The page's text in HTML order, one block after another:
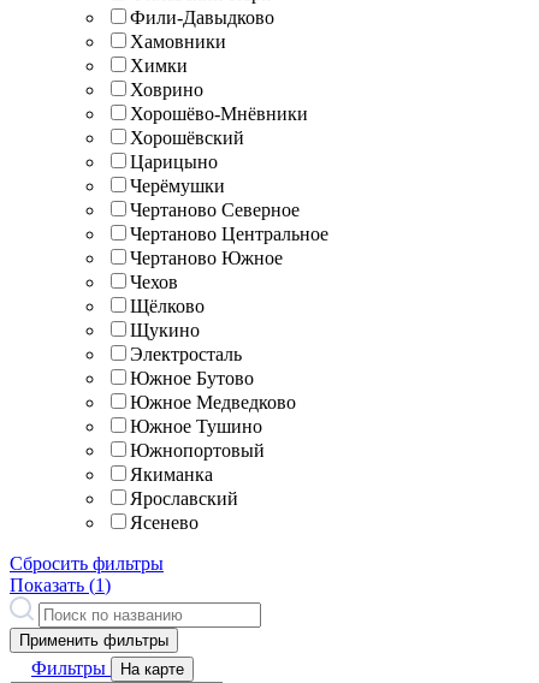
Фили-Давыдково
Хамовники
Химки
Ховрино
Хорошёво-Мнёвники
Хорошёвский
Царицыно
Черёмушки
Чертаново Северное
Чертаново Центральное
Чертаново Южное
Чехов
Щёлково
Щукино
Электросталь
Южное Бутово
Южное Медведково
Южное Тушино
Южнопортовый
Якиманка
Ярославский
Ясенево
Сбросить фильтры
Показать (1)
Применить фильтры
Фильтры На карте